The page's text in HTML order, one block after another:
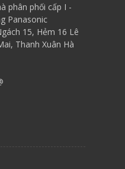
phân phối cấp I -
Panasonic
15, Hẻm 16 Lê
Thanh Xuân Hà